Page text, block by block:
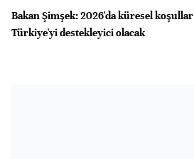
Bakan Şimşek: 2026'da küresel koşullar
Türkiye'yi destekleyici olacak